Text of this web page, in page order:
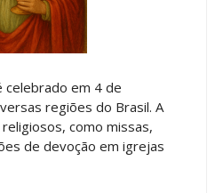
celebrado em 4 de
regiões do Brasil. A
como missas,
de devoção em igrejas